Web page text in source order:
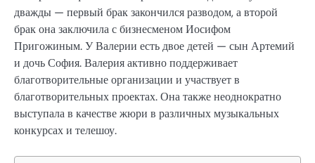
дважды — первый брак закончился разводом, а второй
брак она заключила с бизнесменом Иосифом
Пригожиным. У Валерии есть двое детей — сын Артемий
и дочь София. Валерия активно поддерживает
благотворительные организации и участвует в
благотворительных проектах. Она также неоднократно
выступала в качестве жюри в различных музыкальных
конкурсах и телешоу.